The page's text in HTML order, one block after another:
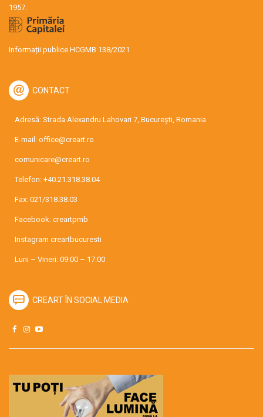
1957.
Informații publice HCGMB 138/2021
CONTACT
Adresă: Strada Alexandru Lahovari 7, București, Romania
E-mail: office@creart.ro
comunicare@creart.ro
Telefon: +40.21.318.38.04
Fax: 021/318.38.03
Facebook: creartpmb
Instagram creartbucuresti
Luni – Vineri: 09:00 – 17:00
CREART ÎN SOCIAL MEDIA